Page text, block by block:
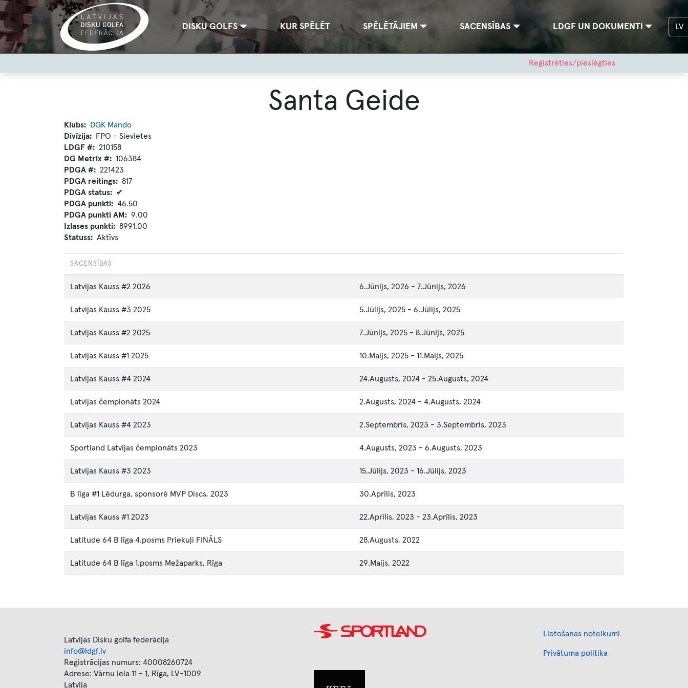
Pārlekt
galveno
saturu
navigationDISKU GOLFS KUR SPĒLĒT SPĒLĒTĀJIEM SACENSĪBAS LDGF UN DOKUMENTI LV
menu
Reģistrēties/pieslēgties
Santa Geide
Klubs
DGK Mando
Divīzija
FPO - Sievietes
LDGF #
210158
DG Metrix #
106384
PDGA #
221423
PDGA reitings
817
PDGA status
✔
PDGA punkti
46.50
PDGA punkti AM
9.00
Izlases punkti
8991.00
Statuss
Aktīvs
SACENSĪBAS
Latvijas Kauss #2 2026 6.Jūnijs, 2026 - 7.Jūnijs, 2026
Latvijas Kauss #3 2025 5.Jūlijs, 2025 - 6.Jūlijs, 2025
Latvijas Kauss #2 2025 7.Jūnijs, 2025 - 8.Jūnijs, 2025
Latvijas Kauss #1 2025 10.Maijs, 2025 - 11.Maijs, 2025
Latvijas Kauss #4 2024 24.Augusts, 2024 - 25.Augusts, 2024
Latvijas čempionāts 2024 2.Augusts, 2024 - 4.Augusts, 2024
Latvijas Kauss #4 2023 2.Septembris, 2023 - 3.Septembris, 2023
Sportland Latvijas čempionāts 2023 4.Augusts, 2023 - 6.Augusts, 2023
Latvijas Kauss #3 2023 15.Jūlijs, 2023 - 16.Jūlijs, 2023
B līga #1 Lēdurga, sponsorē MVP Discs, 2023 30.Aprīlis, 2023
Latvijas Kauss #1 2023 22.Aprīlis, 2023 - 23.Aprīlis, 2023
Latitude 64 B līga 4.posms Priekuļi FINĀLS 28.Augusts, 2022
Latitude 64 B līga 1.posms Mežaparks, Rīga 29.Maijs, 2022
Latvijas Disku golfa federācija
info@ldgf.lv
Reģistrācijas numurs: 40008260724
Adrese: Vārnu iela 11 - 1, Rīga, LV-1009
Latvija
Image Lietošanas noteikumi
Privātuma politika